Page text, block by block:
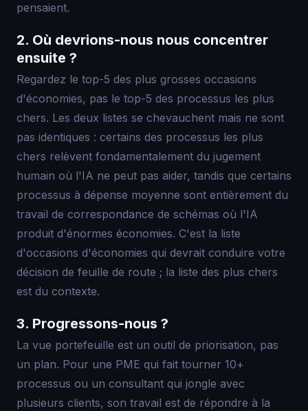
pensaient.
2. Où devrions-nous nous concentrer
ensuite ?
Regardez le top-5 des plus grosses occasions
d'économies, pas le top-5 des processus les plus
chers. Les deux listes se chevauchent mais ne sont
pas identiques : certains des processus les plus
chers relèvent fondamentalement du jugement
humain où l'IA ne peut pas aider, tandis que certains
processus à dépense moyenne sont entièrement du
travail de correspondance de schémas où l'IA
produit d'énormes économies. C'est la liste
d'occasions d'économies qui devrait conduire votre
décision de feuille de route ; la liste des plus chers
est du contexte.
3. Progressons-nous ?
La vue portefeuille est un outil de priorisation, pas
un plan. Pour une PME qui fait tourner 10+
processus ou un consultant qui jongle avec
plusieurs clients, son travail est de répondre à la